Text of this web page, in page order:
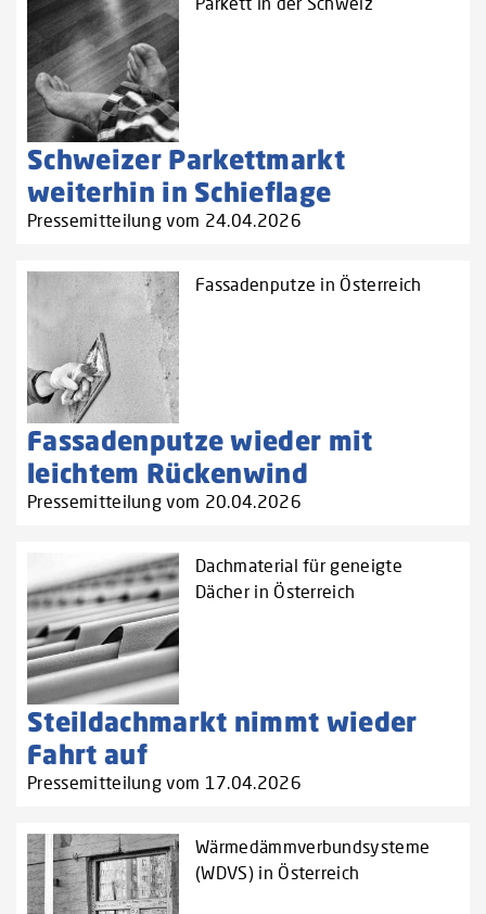
Schweizer Parkettmarkt
weiterhin in Schieflage
Pressemitteilung vom 24.04.2026
Fassadenputze in Österreich
Fassadenputze wieder mit
leichtem Rückenwind
Pressemitteilung vom 20.04.2026
Dachmaterial für geneigte
Dächer in Österreich
Steildachmarkt nimmt wieder
Fahrt auf
Pressemitteilung vom 17.04.2026
Wärmedämmverbundsysteme
(WDVS) in Österreich